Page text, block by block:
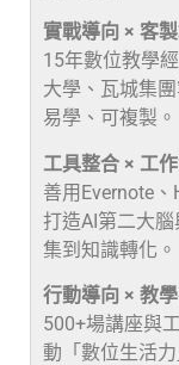
實戰導向 × 客製
15年數位教學
大學、瓦城集
易學、可複製。
工具整合 × 工
善用Evernote
打造AI第二大
集到知識轉化。
行動導向 × 教學
500+場講座與
動「數位生活